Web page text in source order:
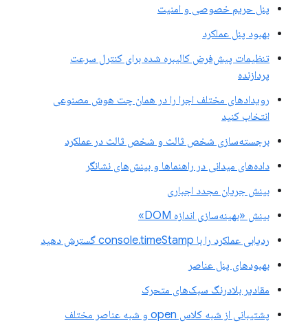
پنل حریم خصوصی و امنیت
بهبود پنل عملکرد
تنظیمات پیش‌فرض کالیبره شده برای کنترل سرعت
پردازنده
رویدادهای مختلف اجرا را در همان چت هوش مصنوعی
انتخاب کنید
برجسته‌سازی شخص ثالث و شخص ثالث در عملکرد
داده‌های میدانی در راهنماها و بینش‌های نشانگر
بینش جریان مجدد اجباری
بینش «بهینه‌سازی اندازه DOM»
ردیابی عملکرد را با console.timeStamp گسترش دهید
بهبودهای پنل عناصر
مقادیر بلادرنگ سبک‌های متحرک
پشتیبانی از شبه کلاس open و شبه عناصر مختلف